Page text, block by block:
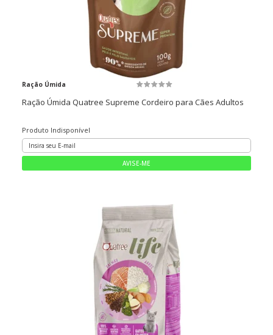
Ração Úmida
Ração Úmida Quatree Supreme Cordeiro para Cães Adultos
Produto Indisponível